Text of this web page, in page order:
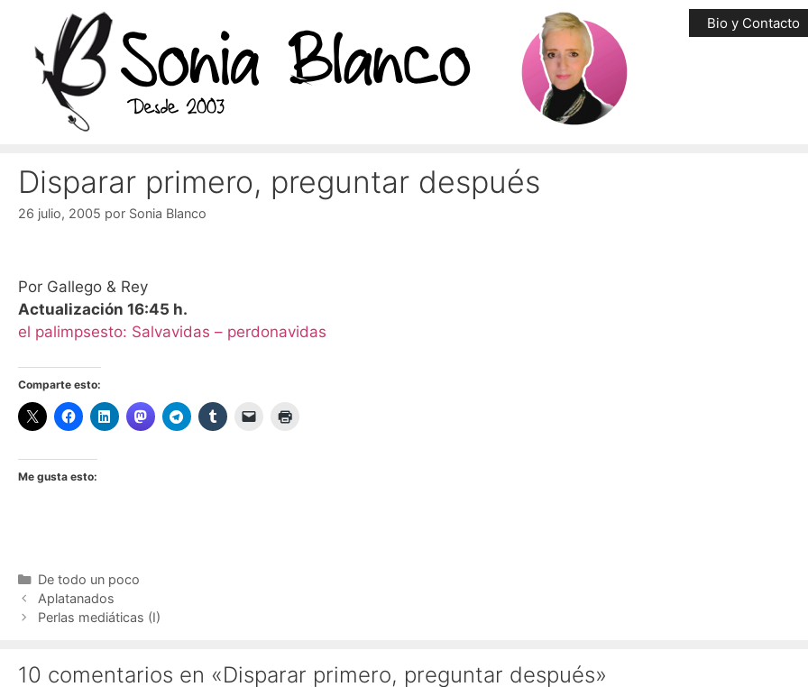
contenido
Bio y Contacto
Disparar primero, preguntar después
26 julio, 2005 por Sonia Blanco
Por Gallego & Rey
Actualización 16:45 h.
el palimpsesto: Salvavidas – perdonavidas
Comparte esto:
Me gusta esto:
Categorías
De todo un poco
Aplatanados
Perlas mediáticas (I)
10 comentarios en «Disparar primero, preguntar después»